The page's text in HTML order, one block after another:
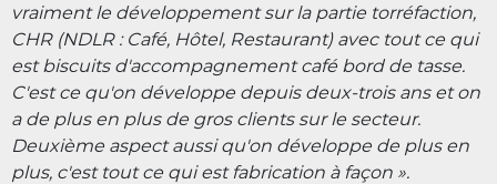
vraiment le développement sur la partie torréfaction,
CHR (NDLR : Café, Hôtel, Restaurant) avec tout ce qui
est biscuits d'accompagnement café bord de tasse.
C'est ce qu'on développe depuis deux-trois ans et on
a de plus en plus de gros clients sur le secteur.
Deuxième aspect aussi qu'on développe de plus en
plus, c'est tout ce qui est fabrication à façon ».